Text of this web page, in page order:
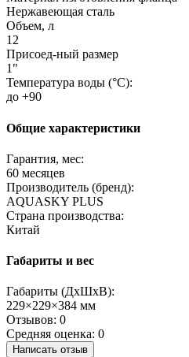
Нержавеющая сталь
Объем, л
12
Присоед-ный размер
1"
Температура воды (°C):
до +90
Общие характеристики
Гарантия, мес:
60 месяцев
Производитель (бренд):
AQUASKY PLUS
Страна производства:
Китай
Габариты и вес
Габариты (ДхШхВ):
229×229×384 мм
Отзывов: 0
Средняя оценка: 0
Написать отзыв